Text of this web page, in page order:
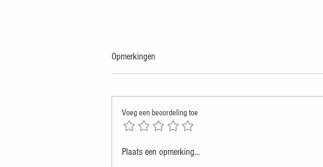
Dat een ongeluk (mogelijk) covid
Opmerkingen
Voeg een beoordeling toe
Plaats een opmerking...